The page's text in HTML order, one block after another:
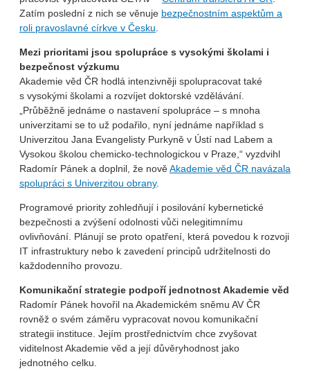
Zatím poslední z nich se věnuje bezpečnostním aspektům a
roli pravoslavné církve v Česku
Mezi prioritami jsou spolupráce s vysokými školami i
bezpečnost výzkumu
Akademie věd ČR hodlá intenzivněji spolupracovat také
s vysokými školami a rozvíjet doktorské vzdělávání.
„Průběžně jednáme o nastavení spolupráce – s mnoha
univerzitami se to už podařilo, nyní jednáme například s
Univerzitou Jana Evangelisty Purkyně v Ústí nad Labem a
Vysokou školou chemicko-technologickou v Praze,“ vyzdvihl
Radomír Pánek a doplnil, že nověAkademie věd ČR navázala
spolupráci s Univerzitou obrany.
Programové priority zohledňují i posilování kybernetické
bezpečnosti a zvýšení odolnosti vůči nelegitimnímu
ovlivňování. Plánují se proto opatření, která povedou k rozvoji
IT infrastruktury nebo k zavedení principů udržitelnosti do
každodenního provozu.
Komunikační strategie podpoří jednotnost Akademie věd
Radomír Pánek hovořil na Akademickém sněmu AV ČR
rovněž o svém záměru vypracovat novou komunikační
strategii instituce. Jejím prostřednictvím chce zvyšovat
viditelnost Akademie věd a její důvěryhodnost jako
jednotného celku.